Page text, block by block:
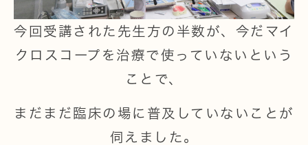
今回受講された先生方の半数が、今だマイ
クロスコープを治療で使っていないという
ことで、
まだまだ臨床の場に普及していないことが
伺えました。